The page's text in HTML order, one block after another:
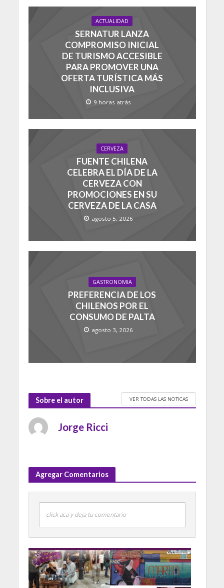
ACTUALIDAD
SERNATUR LANZA
COMPROMISO INICIAL
DE TURISMO ACCESIBLE
PARA PROMOVER UNA
OFERTA TURÍSTICA MÁS
INCLUSIVA
9 horas atrás
CERVEZA
FUENTE CHILENA
CELEBRA EL DÍA DE LA
CERVEZA CON
PROMOCIONES EN SU
CERVEZA DE LA CASA
agosto 5, 2026
GASTRONOMIA
PREFERENCIA DE LOS
CHILENOS POR EL
CONSUMO DE PALTA
agosto 3, 2026
Sobre el autor VER TODAS LAS NOTICAS
Jorge Ricci
Agregar Comentarios
click aca y deja tu comentario